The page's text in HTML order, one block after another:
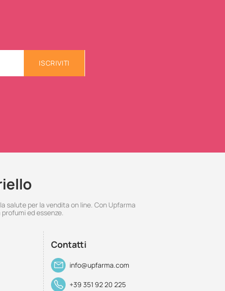
ISCRIVITI
salute per la vendita on line. Con Upfarma
ed essenze.
Contatti
info@upfarma.com
+39 351 92 20 225